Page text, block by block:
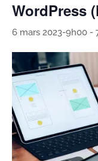
WordPress
6 mars 2023-9h00 -